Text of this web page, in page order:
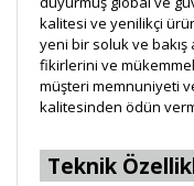
kalitesi ve yenilikçi
yeni bir soluk ve bakış
fikirlerini ve
müşteri memnuniyeti
kalitesinden ödün
Teknik